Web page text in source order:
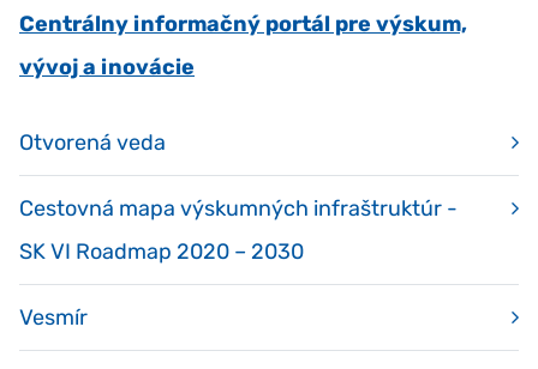
Centrálny informačný portál pre výskum,
vývoj a inovácie
Otvorená veda
Cestovná mapa výskumných infraštruktúr -
SK VI Roadmap 2020 – 2030
Vesmír